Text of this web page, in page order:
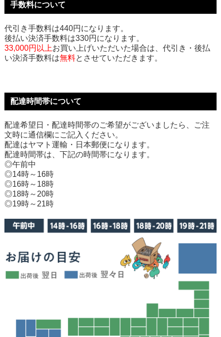
手数料について
代引き手数料は440円になります。
後払い決済手数料は330円になります。
33,000円以上お買い上げいただいた場合は、代引き・後払
い決済手数料は無料とさせていただきます。
配達時間帯について
配達希望日・配達時間帯のご希望がございましたら、ご注
文時に通信欄にご記入ください。
配達はヤマト運輸・日本郵便になります。
配達時間帯は、下記の時間帯になります。
◎午前中
◎14時～16時
◎16時～18時
◎18時～20時
◎19時～21時